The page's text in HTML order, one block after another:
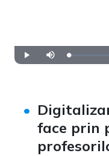
Play Mute Loaded
0%
face prin